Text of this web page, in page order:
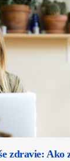
zdravie: Ako